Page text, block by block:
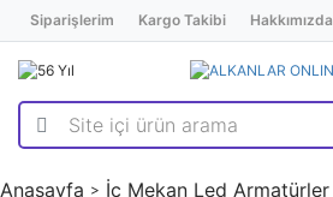
Siparişlerim Kargo Takibi Hakkımızda
Anasayfa İç Mekan Led Armatürler